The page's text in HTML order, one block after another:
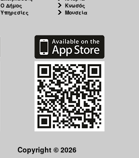
Ο Δήμος
Υπηρεσίες
Κνωσός
Μουσεία
Copyright © 2026